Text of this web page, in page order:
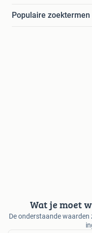
Populaire zoektermen
Wat je moet
De onderstaande waarden